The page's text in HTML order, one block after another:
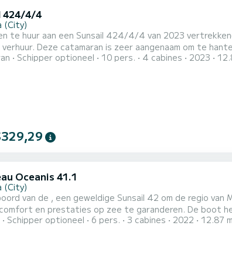
424/4/4
(City)
te huur aan een Sunsail 424/4/4 van 2023
Deze catamaran is zeer aangenaam om te hanteren
hut(ten) en een capaciteit van 10
Schipper optioneel 10 pers. 4 cabines 2023
Oceanis 41.1
(City)
van de , een geweldige Sunsail 42 om de regio
op zee te garanderen. De boot heeft 3 volledig uitgeruste hut(ten) en een capaciteit van 6
Met een totale lengte van 13 meter is het uw beste
Schipper optioneel 6 pers. 3 cabines 2022 12.87 m